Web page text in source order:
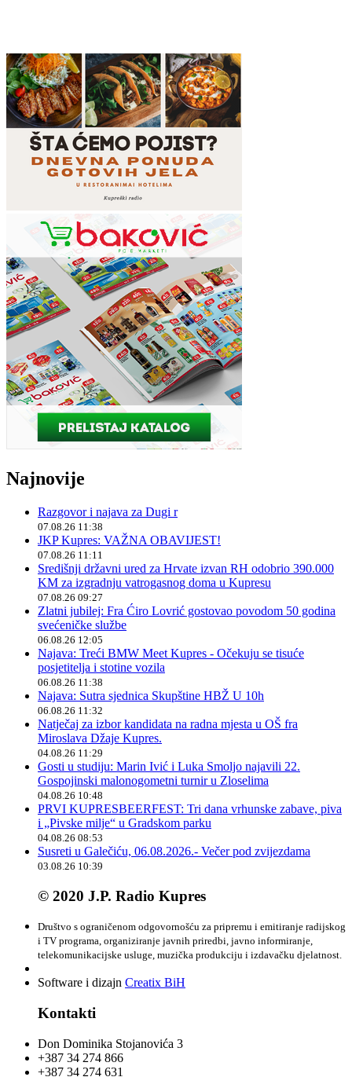
Najnovije
Razgovor i najava za Dugi r
07.08.26 11:38
JKP Kupres: VAŽNA OBAVIJEST!
07.08.26 11:11
Središnji državni ured za Hrvate izvan RH odobrio 390.000
KM za izgradnju vatrogasnog doma u Kupresu
07.08.26 09:27
Zlatni jubilej: Fra Ćiro Lovrić gostovao povodom 50 godina
svećeničke službe
06.08.26 12:05
Najava: Treći BMW Meet Kupres - Očekuju se tisuće
posjetitelja i stotine vozila
06.08.26 11:38
Najava: Sutra sjednica Skupštine HBŽ U 10h
06.08.26 11:32
Natječaj za izbor kandidata na radna mjesta u OŠ fra
Miroslava Džaje Kupres.
04.08.26 11:29
Gosti u studiju: Marin Ivić i Luka Smoljo najavili 22.
Gospojinski malonogometni turnir u Zloselima
04.08.26 10:48
PRVI KUPRESBEERFEST: Tri dana vrhunske zabave, piva
i „Pivske milje“ u Gradskom parku
04.08.26 08:53
Susreti u Galečiću, 06.08.2026.- Večer pod zvijezdama
03.08.26 10:39
© 2020 J.P. Radio Kupres
Društvo s ograničenom odgovornošću za pripremu i emitiranje radijskog
i TV programa, organiziranje javnih priredbi, javno informiranje,
telekomunikacijske usluge, muzička produkciju i izdavačku djelatnost.
Software i dizajn Creatix BiH
Kontakti
Don Dominika Stojanovića 3
+387 34 274 866
+387 34 274 631